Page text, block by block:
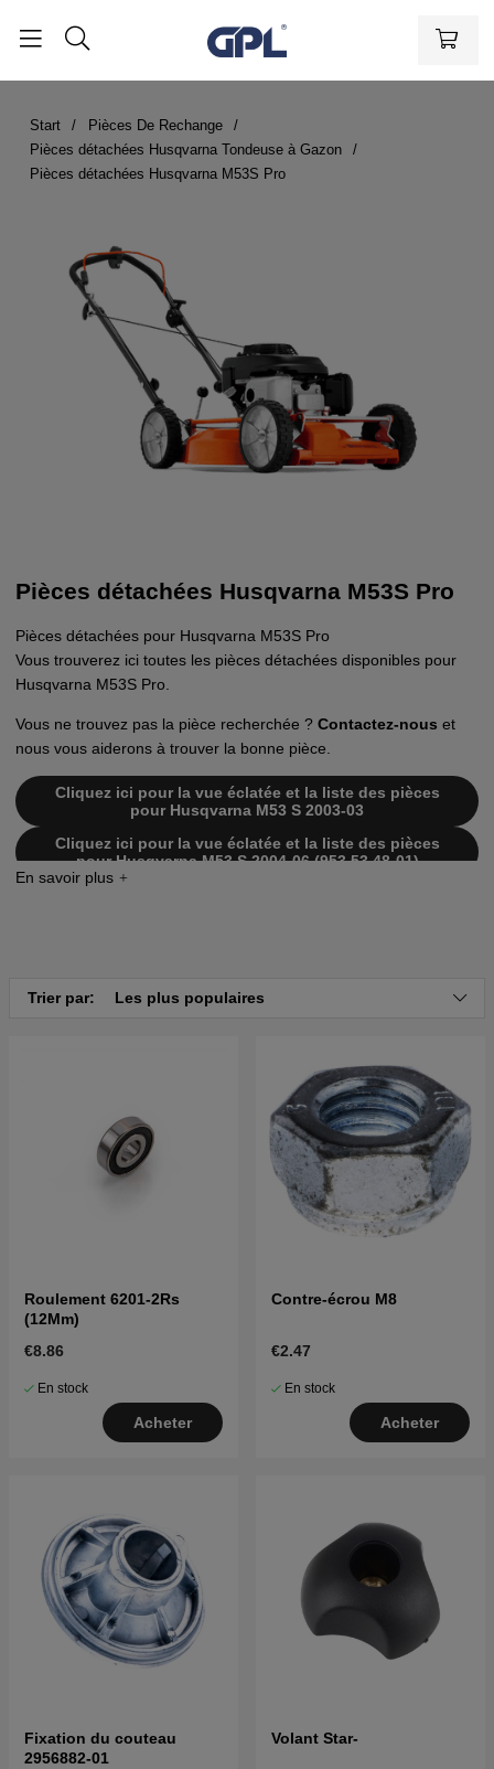
Start
Pièces De Rechange
Pièces détachées Husqvarna Tondeuse à Gazon
Pièces détachées Husqvarna M53S Pro
Pièces détachées Husqvarna M53S Pro
Pièces détachées pour Husqvarna M53S Pro
Vous trouverez ici toutes les pièces détachées disponibles pour
Husqvarna M53S Pro.
Vous ne trouvez pas la pièce recherchée ? Contactez-nous et
nous vous aiderons à trouver la bonne pièce.
Cliquez ici pour la vue éclatée et la liste des pièces
pour Husqvarna M53 S 2003-03
Cliquez ici pour la vue éclatée et la liste des pièces
pour Husqvarna M53 S 2004-06 (953 53 48-01)
Cliquez ici pour la vue éclatée et la liste des pièces
Trier par: Les plus populaires
Roulement 6201-2Rs
(12Mm)
€8.86
En stock
Acheter
Contre-écrou M8
€2.47
En stock
Acheter
Fixation du couteau
2956882-01
Volant Star-